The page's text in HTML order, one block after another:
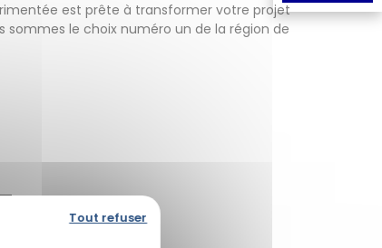
est prête à transformer votre projet
le choix numéro un de la région de
Tout refuser